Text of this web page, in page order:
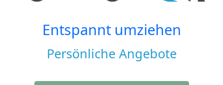
Entspannt umziehen
Persönliche Angebote